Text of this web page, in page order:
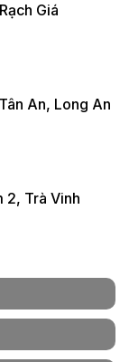
Giá
An, Long An
2, Trà Vinh